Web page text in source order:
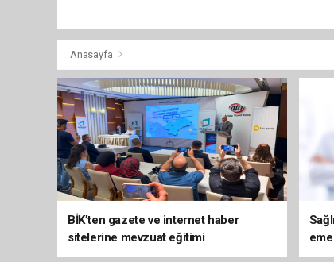
Anasayfa
BİK’ten gazete ve internet haber
sitelerine mevzuat eğitimi